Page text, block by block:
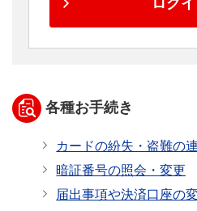
ログ
各種お手続き
カードの紛失・盗難の
暗証番号の照会・変更
届出事項や決済口座の